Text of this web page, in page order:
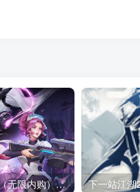
战魂铭人 v3.4.0（无限内购）Steam移植 仙宫失序，裁决降临两名新英雄，来自仙宫城！道具羁绊系统上线！